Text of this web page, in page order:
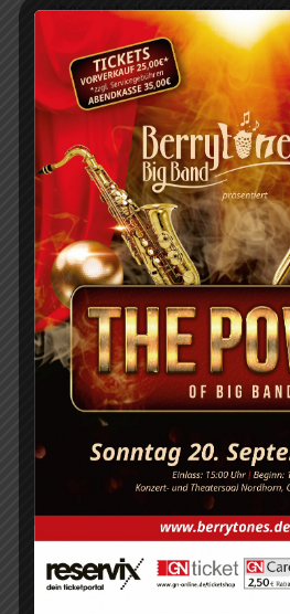
aber auch als Instrumental-
anrührend waren hier
„Moon River“ aber auch „The
dabei. Hier gab es dann auch
verschiedene Musiker, ein
platzieren.
Bei alledem zeigt Andrew
als souveräner Leiter der
vorbereiteten Band. Seine mit
Anekdoten gespickten, gepflegt
Moderationen und sein Hang
Partituren zu suchen boten
willkommenen
Rundum ein gelungenes
dringende Empfehlung für ein
Dankeschön!
Die „Berrytones“ gibt es am 5.
Nordhorn mit„Best of Count